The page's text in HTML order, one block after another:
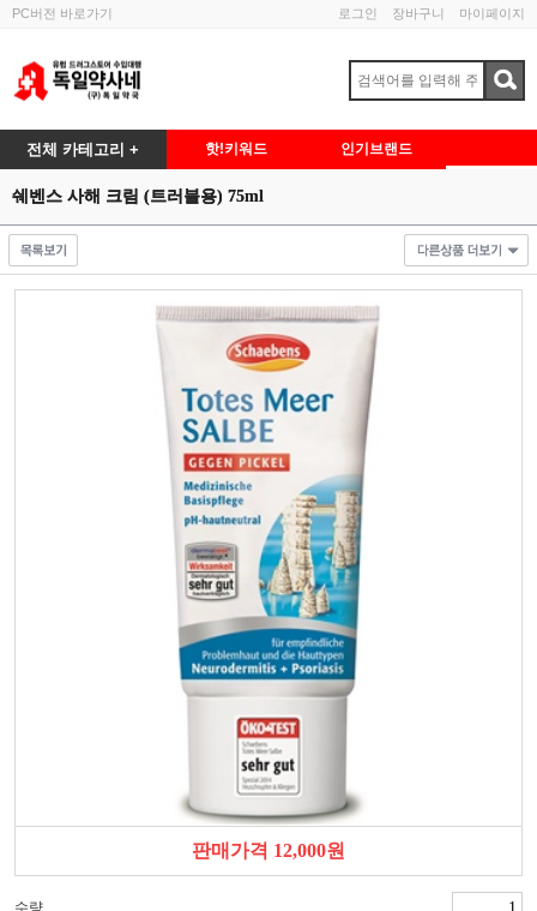
PC버전 바로가기 로그인 장바구니 마이페이지
전체 카테고리 + 핫!키워드 인기브랜드
쉐벤스 사해 크림 (트러블용) 75ml
판매가격 12,000원
수량